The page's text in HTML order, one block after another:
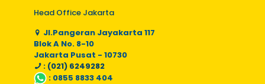
Head Office Jakarta
Jl.Pangeran Jayakarta 117
Blok A No. 8-10
Jakarta Pusat - 10730
: (021) 6249282
: 0855 8833 404